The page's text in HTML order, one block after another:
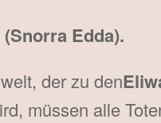
Edda).
der zu den
müssen alle